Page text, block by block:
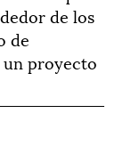
de los
de
proyecto